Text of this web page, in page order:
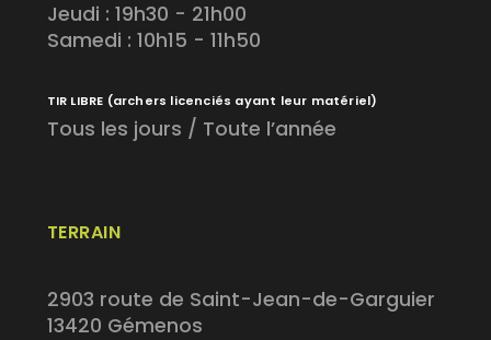
TERRAIN
2903 route de Saint-Jean-de-Garguier
13420 Gémenos
Jeudi : 19h30 - 21h00
Samedi : 10h15 - 11h50
TIR LIBRE (archers licenciés ayant leur matériel)
Tous les jours / Toute l’année